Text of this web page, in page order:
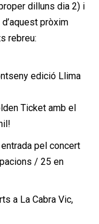
dilluns dia 2) i
pròxim
rebreu:
edició Llima
Ticket amb el
pel concert
/ 25 en
a La Cabra Vic,